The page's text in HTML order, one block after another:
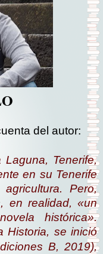
del autor:
Tenerife,
en su Tenerife
Pero,
en realidad, «un
histórica».
Historia, se inició
B, 2019),